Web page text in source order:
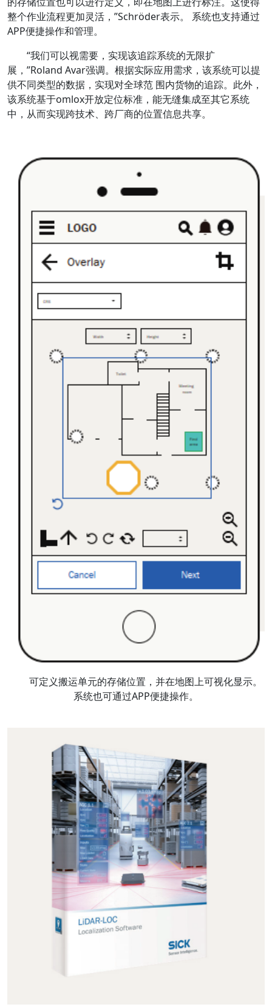
整个作业流程更加灵活，”Schröder表示。 系统也支持通过
APP便捷操作和管理。
“我们可以视需要，实现该追踪系统的无限扩
展，”Roland Avar强调。根据实际应用需求，该系统可以提
供不同类型的数据，实现对全球范 围内货物的追踪。此外，
该系统基于omlox开放定位标准，能无缝集成至其它系统
中，从而实现跨技术、跨厂商的位置信息共享。
可定义搬运单元的存储位置，并在地图上可视化显示。
系统也可通过APP便捷操作。